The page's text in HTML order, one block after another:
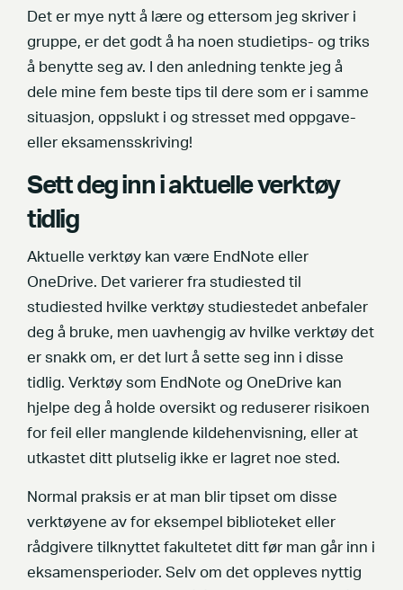
Det er mye nytt å lære og ettersom jeg skriver i
gruppe, er det godt å ha noen studietips- og triks
å benytte seg av. I den anledning tenkte jeg å
dele mine fem beste tips til dere som er i samme
situasjon, oppslukt i og stresset med oppgave-
eller eksamensskriving!
Sett deg inn i aktuelle verktøy
tidlig
Aktuelle verktøy kan være EndNote eller
OneDrive. Det varierer fra studiested til
studiested hvilke verktøy studiestedet anbefaler
deg å bruke, men uavhengig av hvilke verktøy det
er snakk om, er det lurt å sette seg inn i disse
tidlig. Verktøy som EndNote og OneDrive kan
hjelpe deg å holde oversikt og reduserer risikoen
for feil eller manglende kildehenvisning, eller at
utkastet ditt plutselig ikke er lagret noe sted.
Normal praksis er at man blir tipset om disse
verktøyene av for eksempel biblioteket eller
rådgivere tilknyttet fakultetet ditt før man går inn i
eksamensperioder. Selv om det oppleves nyttig